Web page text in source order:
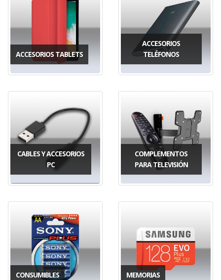
ACCESORIOS TABLETS
ACCESORIOS
TELÉFONOS
CABLES Y ACCESORIOS
PC
COMPLEMENTOS
PARA TELEVISIÓN
CONSUMIBLES MEMORIAS